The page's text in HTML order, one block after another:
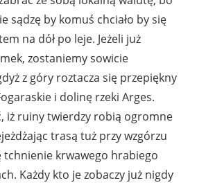
sądzę by komuś chciało by się
na dół po leje. Jeżeli już
zostaniemy sowicie
z góry roztacza się przepiękny
i dolinę rzeki Arges.
iż ruiny twierdzy robią ogromne
trasą tuż przy wzgórzu
tchnienie krwawego hrabiego
Każdy kto je zobaczy już nigdy